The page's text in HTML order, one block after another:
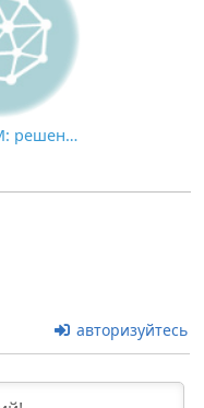
BPM + CRM: решение для успешной цифровой трансформации
авторизуйтесь